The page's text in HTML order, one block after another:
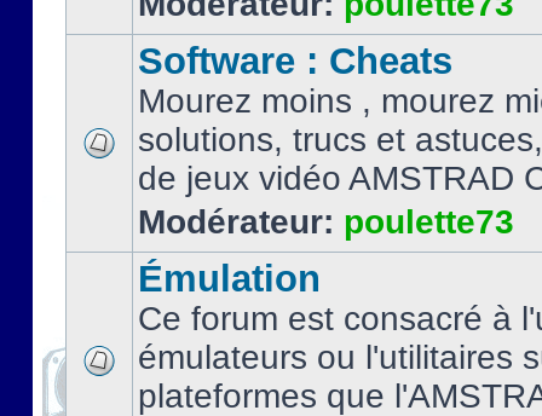
Software : Cheats
Mourez moins , mourez
solutions, trucs et
de jeux vidéo AMSTRAD
Modérateur: poulette73
Émulation
Ce forum est consacré à
émulateurs ou l'utilitaires
plateformes que